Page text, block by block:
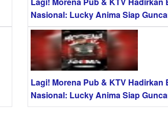
Nasional: Lucky Anima Siap
Lagi! Morena Pub & KTV Hadirkan
Nasional: Lucky Anima Siap